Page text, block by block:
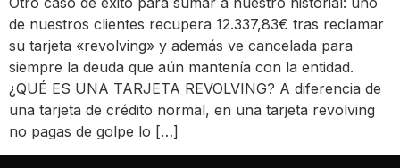
de nuestros clientes recupera 12.337,83€ tras reclamar
su tarjeta «revolving» y además ve cancelada para
siempre la deuda que aún mantenía con la entidad.
¿QUÉ ES UNA TARJETA REVOLVING? A diferencia de
una tarjeta de crédito normal, en una tarjeta revolving
no pagas de golpe lo […]